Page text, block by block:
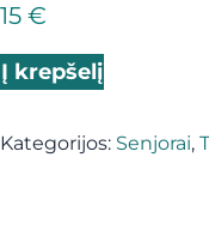
15 €
produkto kiekis:
Į krepšelį
Kategorijos: Senjorai,